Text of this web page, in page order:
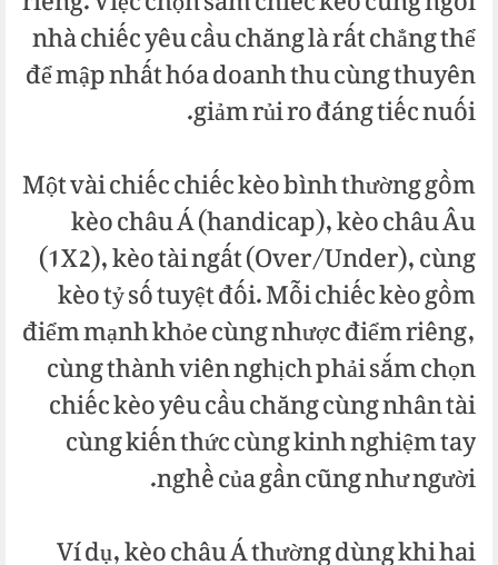
nhà chiếc yêu cầu chăng là rất chẳng thể
để mập nhất hóa doanh thu cùng thuyên
giảm rủi ro đáng tiếc nuối.
Một vài chiếc chiếc kèo bình thường gồm
kèo châu Á (handicap), kèo châu Âu
(1X2), kèo tài ngất (Over/Under), cùng
kèo tỷ số tuyệt đối. Mỗi chiếc kèo gồm
điểm mạnh khỏe cùng nhược điểm riêng,
cùng thành viên nghịch phải sắm chọn
chiếc kèo yêu cầu chăng cùng nhân tài
cùng kiến thức cùng kinh nghiệm tay
nghề của gần cũng như người.